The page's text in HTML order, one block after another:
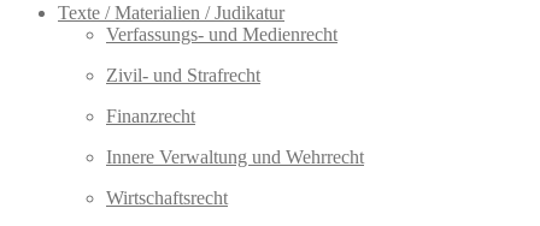
Texte / Materialien / Judikatur
Verfassungs- und Medienrecht
Zivil- und Strafrecht
Finanzrecht
Innere Verwaltung und Wehrrecht
Wirtschaftsrecht